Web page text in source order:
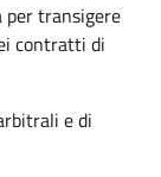
per transigere
contratti di
e di